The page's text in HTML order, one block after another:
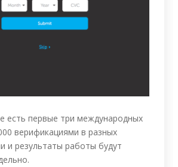
есть первые три международных
верификациями в разных
и результаты работы будут